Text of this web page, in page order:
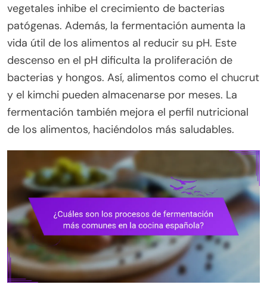
vegetales inhibe el crecimiento de bacterias
patógenas. Además, la fermentación aumenta la
vida útil de los alimentos al reducir su pH. Este
descenso en el pH dificulta la proliferación de
bacterias y hongos. Así, alimentos como el chucrut
y el kimchi pueden almacenarse por meses. La
fermentación también mejora el perfil nutricional
de los alimentos, haciéndolos más saludables.